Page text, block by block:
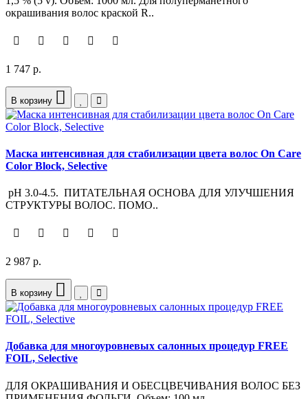
окрашивания волос краской R..
1 747 р.
В корзину
Маска интенсивная для стабилизации цвета волос On Care
Color Block, Selective
pH 3.0-4.5. ПИТАТЕЛЬНАЯ ОСНОВА ДЛЯ УЛУЧШЕНИЯ
СТРУКТУРЫ ВОЛОС. ПОМО..
2 987 р.
В корзину
Добавка для многоуровневых салонных процедур FREE
FOIL, Selective
ДЛЯ ОКРАШИВАНИЯ И ОБЕСЦВЕЧИВАНИЯ ВОЛОС БЕЗ